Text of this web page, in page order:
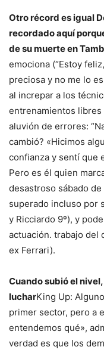
Otro récord es igual
recordado aquí
de su muerte en
emociona (“Estoy
preciosa y no me lo
al increpar a los
entrenamientos
aluvión de errores:
cambió? «Hicimos
confianza y sentí que
Pero es él quien
desastroso sábado
superado incluso por
y Ricciardo 9º), y
actuación. trabajo del
ex Ferrari).
Cuando subió el
lucharKing Up:
primer sector, pero a
entendemos qué»,
verdad es que los